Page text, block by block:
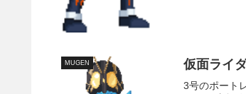
MUGEN 仮面ライ
3号のポート